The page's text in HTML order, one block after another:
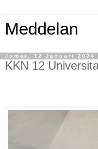
Meddelan
Jumat, 12 Januari 2024
KKN 12